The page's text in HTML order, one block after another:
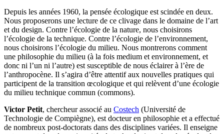
Depuis les années 1960, la pensée écologique est scindée en deux.
Nous proposerons une lecture de ce clivage dans le domaine de l’art
et du design. Contre l’écologie de la nature, nous choisirons
l’écologie de la technique. Contre l’écologie de l’environnement,
nous choisirons l’écologie du milieu. Nous montrerons comment
une philosophie du milieu (à la fois medium et environnement, et
donc ni l’un ni l’autre) est susceptible de nous éclairer à l’ère de
l’anthropocène. Il s’agira d’être attentif aux nouvelles pratiques qui
participent de la transition œcologique et qui relèvent d’une écologie
du milieu technique commun (commons).
Victor Petit, chercheur associé au Costech (Université de
Technologie de Compiègne), est docteur en philosophie et a effectué
de nombreux post-doctorats dans des disciplines variées. Il enseigne